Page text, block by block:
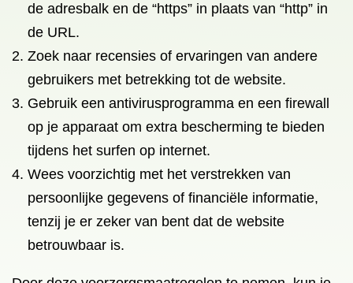
de adresbalk en de “https” in plaats van “http” in
de URL.
Zoek naar recensies of ervaringen van andere
gebruikers met betrekking tot de website.
Gebruik een antivirusprogramma en een firewall
op je apparaat om extra bescherming te bieden
tijdens het surfen op internet.
Wees voorzichtig met het verstrekken van
persoonlijke gegevens of financiële informatie,
tenzij je er zeker van bent dat de website
betrouwbaar is.